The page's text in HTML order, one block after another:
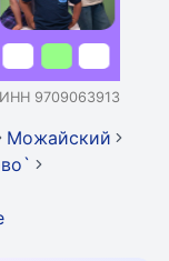
9709063913
Можайский